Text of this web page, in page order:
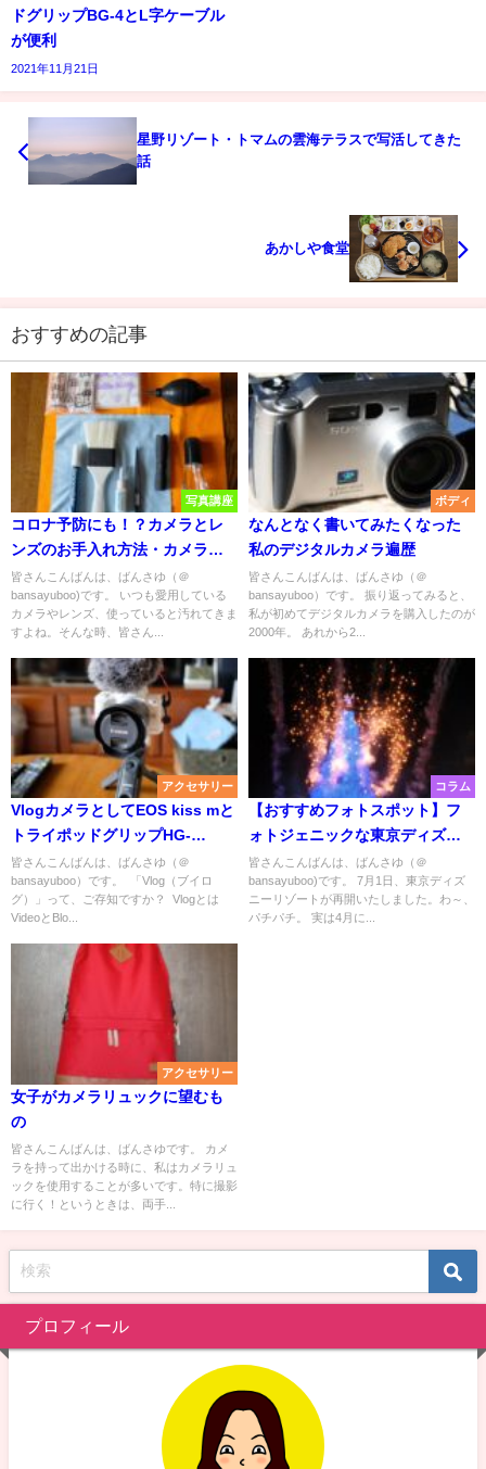
ドグリップBG-4とL字ケーブル
が便利
2021年11月21日
星野リゾート・トマムの雲海テラスで写活してきた
話
あかしや食堂
おすすめの記事
写真講座
コロナ予防にも！？カメラとレ
ンズのお手入れ方法・カメラボ
ディ編
皆さんこんばんは、ばんさゆ（＠
bansayuboo)です。 いつも愛用している
カメラやレンズ、使っていると汚れてきま
すよね。そんな時、皆さん...
ボディ
なんとなく書いてみたくなった
私のデジタルカメラ遍歴
皆さんこんばんは、ばんさゆ（＠
bansayuboo）です。 振り返ってみると、
私が初めてデジタルカメラを購入したのが
2000年。 あれから2...
アクセサリー
VlogカメラとしてEOS kiss mと
トライポッドグリップHG-
100TBRの組み合わせはおススメ
皆さんこんばんは、ばんさゆ（＠
bansayuboo）です。 「Vlog（ブイロ
グ）」って、ご存知ですか？ Vlogとは
VideoとBlo...
コラム
【おすすめフォトスポット】フ
ォトジェニックな東京ディズニ
ーシー
皆さんこんばんは、ばんさゆ（＠
bansayuboo)です。 7月1日、東京ディズ
ニーリゾートが再開いたしました。わ～、
パチパチ。 実は4月に...
アクセサリー
女子がカメラリュックに望むも
の
皆さんこんばんは、ばんさゆです。 カメ
ラを持って出かける時に、私はカメラリュ
ックを使用することが多いです。特に撮影
に行く！というときは、両手...
プロフィール